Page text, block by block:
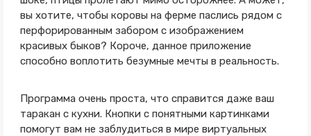
вы хотите, чтобы коровы на ферме паслись рядом с
перфорированным забором с изображением
красивых быков? Короче, данное приложение
способно воплотить безумные мечты в реальность.
Программа очень проста, что справится даже ваш
таракан с кухни. Кнопки с понятными картинками
помогут вам не заблудиться в мире виртуальных